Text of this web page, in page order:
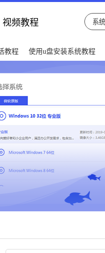
视频教程
教程 使用u盘安装系统教程